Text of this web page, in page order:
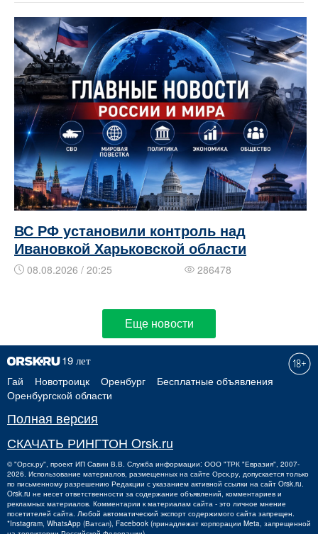
ВС РФ установили контроль над
Ивановкой Харьковской области
08.08.2026 / 20:25 286478
Еще новости
Гай Новотроицк Оренбург
Бесплатные объявления
Оренбургской области
Полная версия
СКАЧАТЬ РИНГТОН Orsk.ru
©"Орск.ру", проект ИП Савин В.В. Служба информации: ООО "ТРК "Евразия", 2007-
2026. Использование материалов, размещенных на сайте Орск.ру, допускается только
по письменному разрешению Редакции с указанием активной ссылки на сайт Orsk.ru.
Orsk.ru не несет ответственности за содержание объявлений, комментариев и
рекламных материалов. Комментарии к материалам сайта - это личное мнение
посетителей сайта. Любой автоматический экспорт содержимого сайта запрещен.
*Instagram, WhatsApp (Ватсап), Facebook (принадлежат корпорации Meta, запрещенной